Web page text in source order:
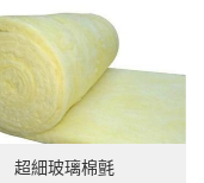
超細玻璃棉氈